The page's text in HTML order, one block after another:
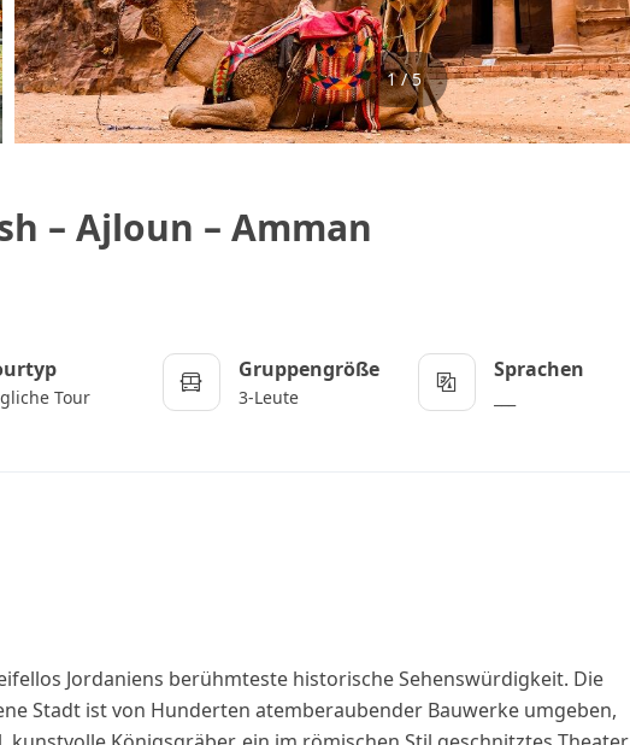
1 / 5
– Ajloun – Amman
Tour
Gruppengröße
3-Leute
Sprachen
Jordaniens berühmteste historische Sehenswürdigkeit. Die
Stadt ist von Hunderten atemberaubender Bauwerke umgeben,